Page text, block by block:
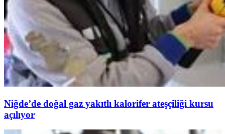
Niğde’de doğal gaz yakıtlı kalorifer ateşçiliği kursu
açılıyor